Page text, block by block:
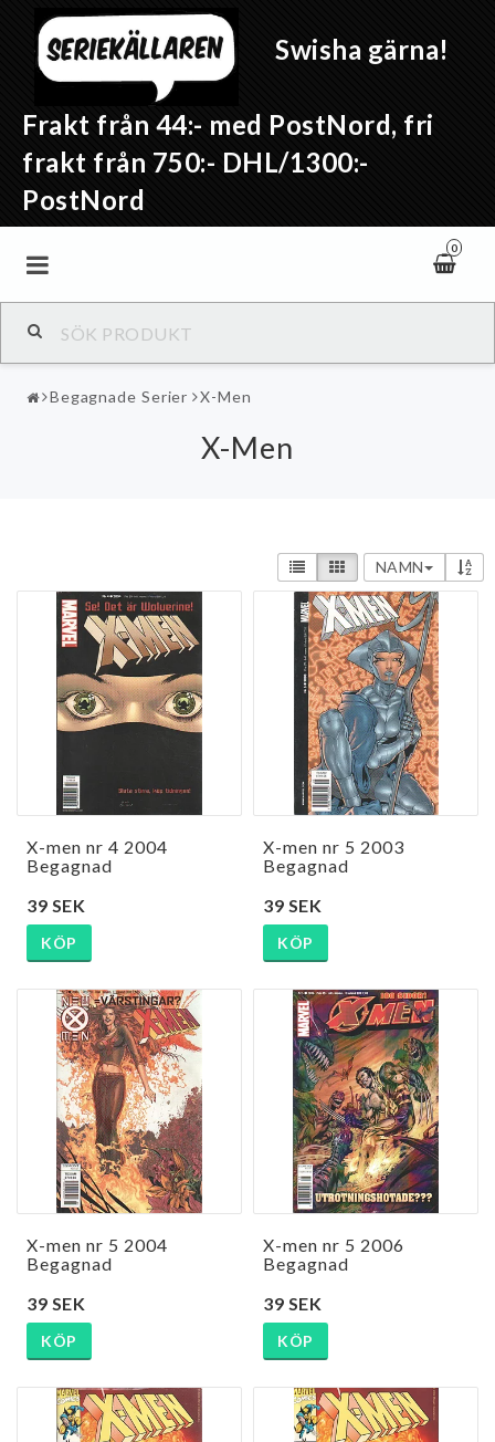
Swisha gärna!
Frakt från 44:- med PostNord, fri
frakt från 750:- DHL/1300:-
PostNord
0
Begagnade Serier X-Men
X-Men
NAMN
X-men nr 4 2004
Begagnad
39 SEK
KÖP
X-men nr 5 2003
Begagnad
39 SEK
KÖP
X-men nr 5 2004
Begagnad
39 SEK
KÖP
X-men nr 5 2006
Begagnad
39 SEK
KÖP